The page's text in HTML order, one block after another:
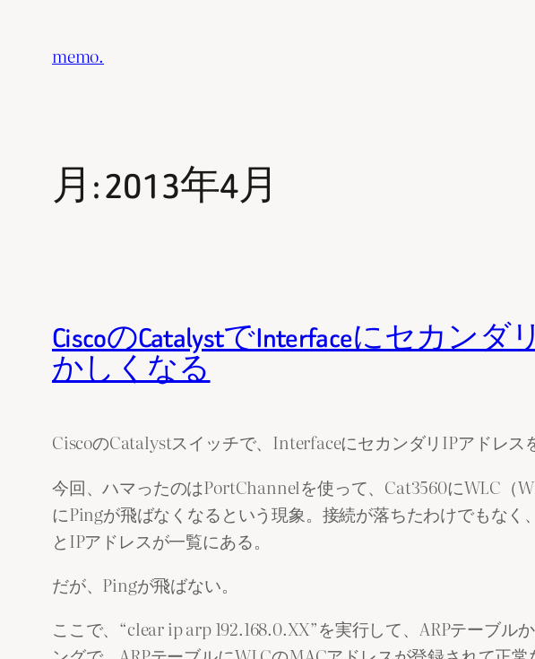
memo.
月:2013年4月
CiscoのCatalystでInterfaceにセカン
かしくなる
CiscoのCatalystスイッチで、InterfaceにセカンダリIPアドレス
今回、ハマったのはPortChannelを使って、Cat3560にWLC（
にPingが飛ばなくなるという現象。接続が落ちたわけでもな
とIPアドレスが一覧にある。
だが、Pingが飛ばない。
ここで、“clear ip arp 192.168.0.XX”を実行して、ARPテーブ